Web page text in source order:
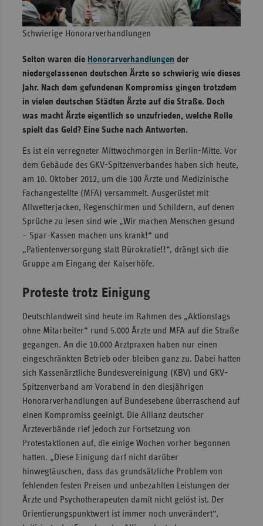
Schwierige Honorarverhandlungen
Selten waren die Honorarverhandlungen der
niedergelassenen deutschen Ärzte so schwierig wie dieses
Jahr. Nach dem gefundenen Kompromiss gingen trotzdem
in vielen deutschen Städten Ärzte auf die Straße. Doch
was macht Ärzte eigentlich so unzufrieden, welche Rolle
spielt das Geld? Eine Suche nach Antworten.
Es ist ein verregneter Mittwochmorgen in Berlin-Mitte. Vor
dem Gebäude des GKV-Spitzenverbandes haben sich heute,
am 10. Oktober 2012, um die 100 Ärzte und Medizinische
Fachangestellte (MFA) versammelt. Ausgerüstet mit
Allwetterjacken, Regenschirmen und Schildern, auf denen
Sprüche zu lesen sind wie „Wir machen Menschen gesund
– Spar-Kassen machen uns krank!“ und
„Patientenversorgung statt Bürokratie!!“, drängt sich die
Gruppe am Eingang der Kaiserhöfe.
Proteste trotz Einigung
Deutschlandweit sind heute im Rahmen des „Aktionstags
ohne Mitarbeiter“ rund 5.000 Ärzte und MFA auf die Straße
gegangen. An die 10.000 Arztpraxen haben nur einen
eingeschränkten Betrieb oder bleiben ganz zu. Dabei hatten
sich Kassenärztliche Bundesvereinigung (KBV) und GKV-
Spitzenverband am Vorabend in den diesjährigen
Honorarverhandlungen auf Bundesebene überraschend auf
einen Kompromiss geeinigt. Die Allianz deutscher
Ärzteverbände rief jedoch zur Fortsetzung von
Protestaktionen auf, die einige Wochen vorher begonnen
hatten. „Diese Einigung darf nicht darüber
hinwegtäuschen, dass das grundsätzliche Problem von
fehlenden festen Preisen und unbezahlten Leistungen der
Ärzte und Psychotherapeuten damit nicht gelöst ist. Der
Orientierungspunktwert ist immer noch unverändert“,